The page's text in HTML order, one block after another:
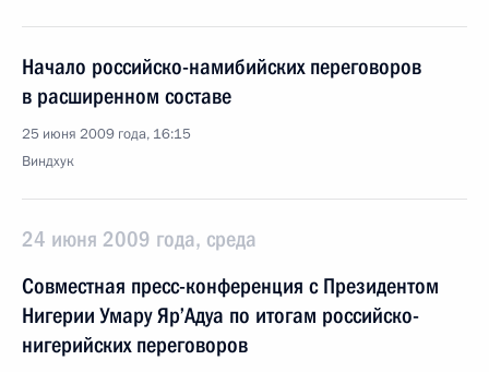
Начало российско-намибийских переговоров
в расширенном составе
25 июня 2009 года, 16:15
Виндхук
24 июня 2009 года, среда
Совместная пресс-конференция с Президентом
Нигерии Умару Яр’Адуа по итогам российско-
нигерийских переговоров